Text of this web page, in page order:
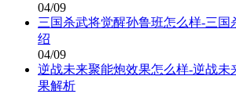
04/09
三国杀武将觉醒孙鲁班怎么样-三国
绍
04/09
逆战未来聚能炮效果怎么样-逆战未
果解析